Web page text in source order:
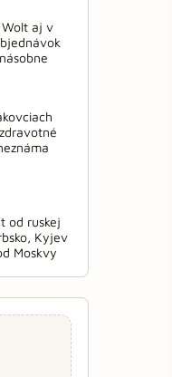
aj v
od ruskej
Kyjev
Moskvy